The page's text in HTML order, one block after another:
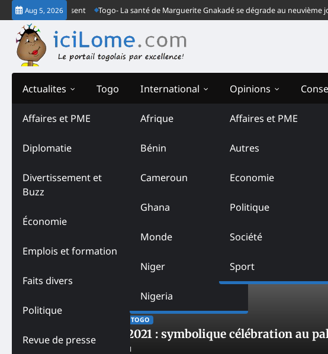
Skip
to
content
Aug 5, 2026
le Togo est absent Togo- La santé de Marguerite Gnakadé se dégrade au neuvième
Actualites
Affaires et PME
Diplomatie
Divertissement et
Buzz
Économie
Emplois et formation
Faits divers
Politique
Revue de presse
Togo International
Afrique
Bénin
Cameroun
Ghana
Monde
Niger
Nigeria
Opinions
Affaires et PME
Autres
Economie
Politique
Société
Sport
Tag:Yaka Okin
TOGO
Togo-Yaka Okin 2021 : symbolique célébration au
September 13, 2021